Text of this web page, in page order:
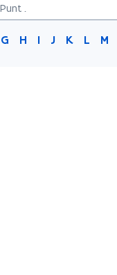
G H I J K L M